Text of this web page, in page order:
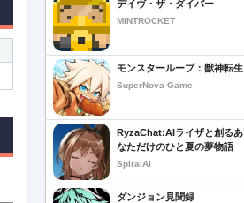
デイヴ・ザ・ダイバー
MINTROCKET
モンスターループ：獣神転生
SuperNova Game
RyzaChat:AIライザと創るあ
なただけのひと夏の夢物語
SpiralAI
ダンジョン見聞録